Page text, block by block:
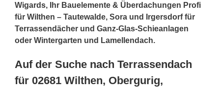
Wigards, Ihr Bauelemente & Überdachungen Profi
für Wilthen – Tautewalde, Sora und Irgersdorf für
Terrassendächer und Ganz-Glas-Schieanlagen
oder Wintergarten und Lamellendach.
Auf der Suche nach Terrassendach
für 02681 Wilthen, Obergurig,